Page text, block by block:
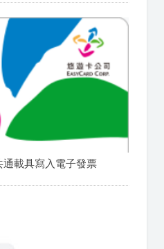
載具寫入電子發票